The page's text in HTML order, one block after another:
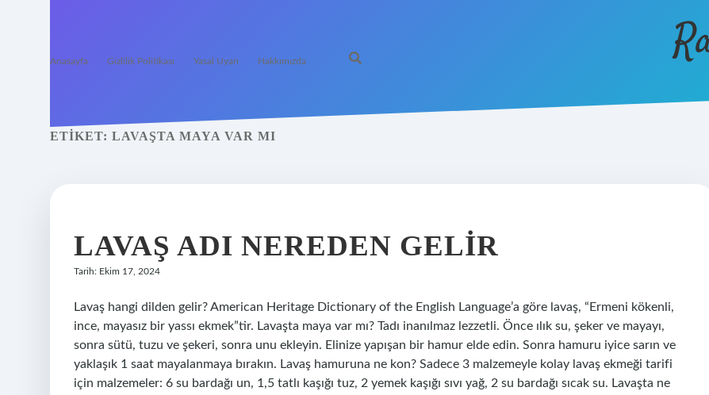
Anasayfa Gizlilik Politikası Yasal Uyarı Hakkımızda
ETIKET: LAVAŞTA MAYA VAR MI
LAVAŞ ADI NEREDEN GELIR
Tarih: Ekim 17, 2024
Lavaş hangi dilden gelir? American Heritage Dictionary of the English Language’a göre lavaş, “Ermeni kökenli,
ince, mayasız bir yassı ekmek”tir. Lavaşta maya var mı? Tadı inanılmaz lezzetli. Önce ılık su, şeker ve mayayı,
sonra sütü, tuzu ve şekeri, sonra unu ekleyin. Elinize yapışan bir hamur elde edin. Sonra hamuru iyice sarın ve
yaklaşık 1 saat mayalanmaya bırakın. Lavaş hamuruna ne kon? Sadece 3 malzemeyle kolay lavaş ekmeği tarifi
için malzemeler: 6 su bardağı un, 1,5 tatlı kaşığı tuz, 2 yemek kaşığı sıvı yağ, 2 su bardağı sıcak su. Lavaşta ne